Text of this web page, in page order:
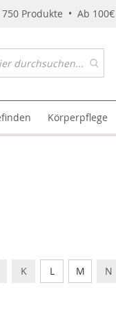
Produkte • Ab
Körperpflege
K L M N